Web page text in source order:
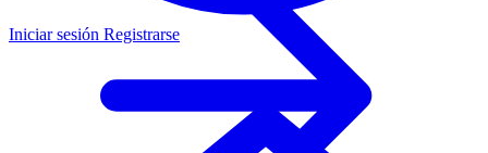
Iniciar sesión Registrarse